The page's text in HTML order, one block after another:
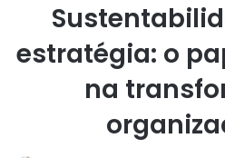
estratégia: o
na